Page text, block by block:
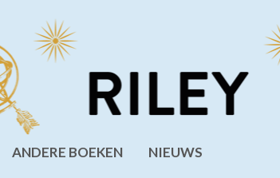
ANDERE BOEKEN
NIEUWS